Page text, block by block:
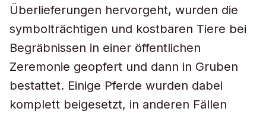
Überlieferungen hervorgeht, wurden die
symbolträchtigen und kostbaren Tiere bei
Begräbnissen in einer öffentlichen
Zeremonie geopfert und dann in Gruben
bestattet. Einige Pferde wurden dabei
komplett beigesetzt, in anderen Fällen